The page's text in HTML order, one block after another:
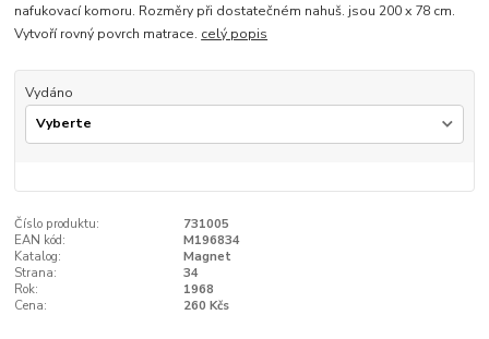
nafukovací komoru. Rozměry při dostatečném nahuš. jsou 200 x 78 cm.
Vytvoří rovný povrch matrace. celý popis
Vydáno
Číslo produktu:
731005
EAN kód:
M196834
Katalog:
Magnet
Strana:
34
Rok:
1968
Cena:
260 Kčs